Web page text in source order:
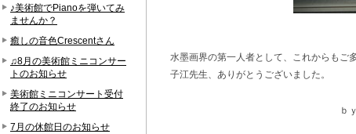
♪美術館でPianoを弾いてみ
ませんか？
癒しの音色Crescentさん
♫8月の美術館ミニコンサー
トのお知らせ
美術館ミニコンサート受付
終了のお知らせ
7月の休館日のお知らせ
水墨画界の第一人者として、これからもご
子江先生、ありがとうございました。
ｂｙ マネージ